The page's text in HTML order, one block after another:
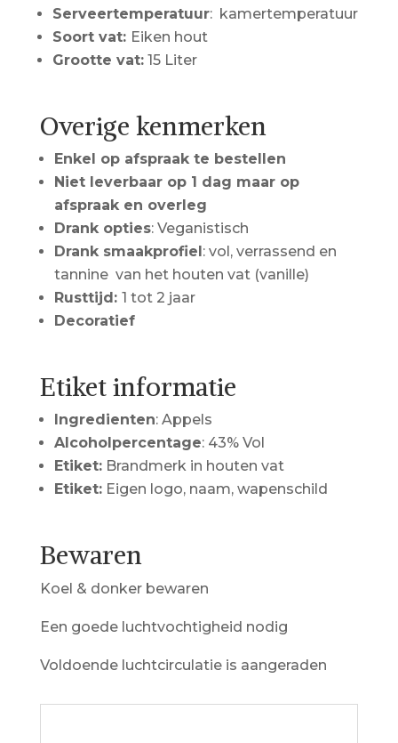
Serveertemperatuur: kamertemperatuur
Soort vat: Eiken hout
Grootte vat:15 Liter
Overige kenmerken
Enkel op afspraak te bestellen
Niet leverbaar op 1 dag maar op
afspraak en overleg
Drank opties: Veganistisch
Drank smaakprofiel: vol, verrassend en
tannine van het houten vat (vanille)
Rusttijd: 1 tot 2 jaar
Decoratief
Etiket informatie
Ingredienten: Appels
Alcoholpercentage: 43% Vol
Etiket:Brandmerk in houten vat
Etiket:Eigen logo, naam, wapenschild
Bewaren
Koel & donker bewaren
Een goede luchtvochtigheid nodig
Voldoende luchtcirculatie is aangeraden